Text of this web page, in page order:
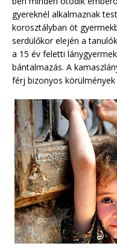
gyereknél alkalmaznak
korosztályban öt
serdülőkor elején a
a 15 év feletti
bántalmazás. A
férj bizonyos